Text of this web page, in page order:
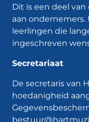
Dit is een deel
aan
leerlingen die
ingeschreven
Secretariaat
De secretaris van
hoedanigheid